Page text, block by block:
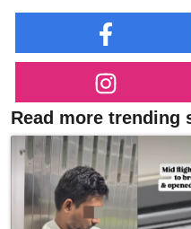
Read more trending